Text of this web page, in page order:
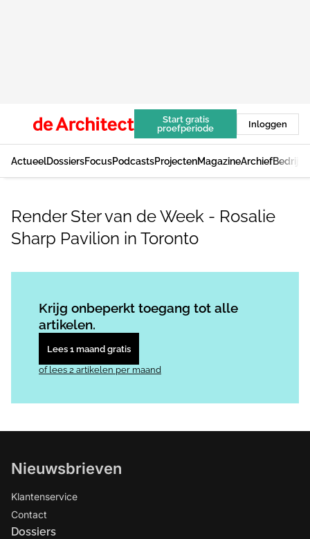
Start gratis
proefperiode
Inloggen
ActueelDossiersFocusPodcastsProjectenMagazineArchief
Render Ster van de Week - Rosalie
Sharp Pavilion in Toronto
Krijg onbeperkt toegang tot alle
artikelen.
Lees 1 maand gratis
of lees 2 artikelen per maand
Nieuwsbrieven
Klantenservice
Contact
Dossiers